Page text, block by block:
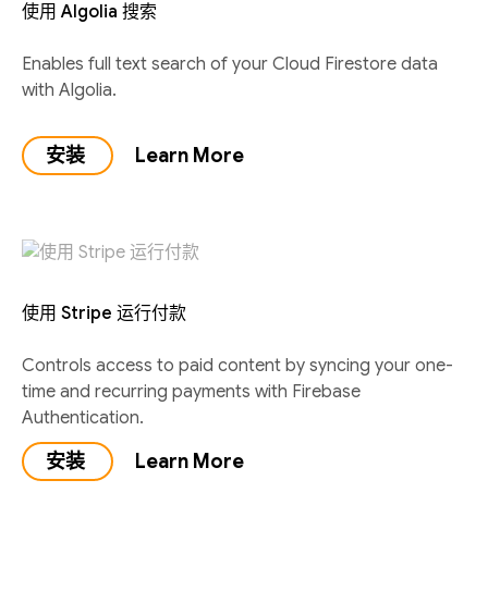
使用 Algolia 搜索
Enables full text search of your Cloud Firestore data
with Algolia.
安装 Learn More
使用 Stripe 运行付款
Controls access to paid content by syncing your one-
time and recurring payments with Firebase
Authentication.
安装 Learn More